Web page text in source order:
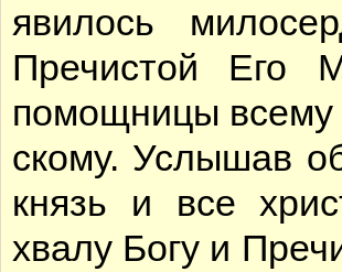
яви­лось
Пре­чи­стой Его
по­мощ­ни­цы все­му
ско­му. Услы­шав
князь и все
хва­лу Бо­гу и